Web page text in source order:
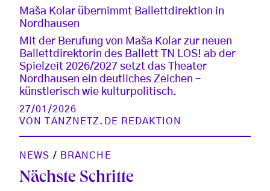
Maša Kolar übernimmt Ballettdirektion in
Nordhausen
Mit der Berufung von Maša Kolar zur neuen
Ballettdirektorin des Ballett TN LOS! ab der
Spielzeit 2026/2027 setzt das Theater
Nordhausen ein deutliches Zeichen –
künstlerisch wie kulturpolitisch.
27/01/2026
VON
TANZNETZ.DE REDAKTION
NEWS / BRANCHE
Nächste Schritte